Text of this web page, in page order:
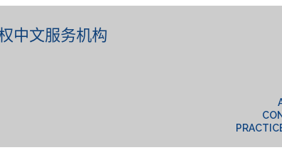
中文服务机构